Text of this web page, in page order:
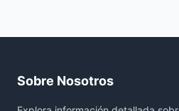
Sobre Nosotros